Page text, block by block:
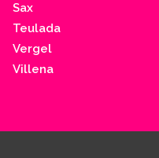
Sax
Teulada
Vergel
Villena